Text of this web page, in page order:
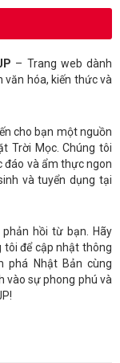
– Trang web dành
hóa, kiến thức và
cho bạn một nguồn
Trời Mọc. Chúng tôi
đáo và ẩm thực ngon
và tuyển dụng tại
hồi từ bạn. Hãy
để cập nhật thông
phá Nhật Bản cùng
vào sự phong phú và